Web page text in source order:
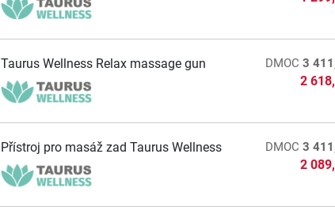
Taurus Wellness Relax massage gun DMOC 3
2 618,
Přístroj pro masáž zad Taurus Wellness DMOC 3
2 089,